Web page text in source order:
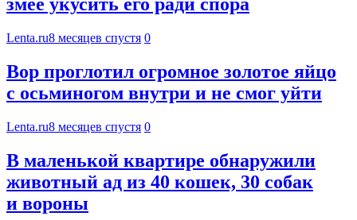
Lenta.ru8 месяцев спустя 0
Вор проглотил огромное золотое яйцо
с осьминогом внутри и не смог уйти
Lenta.ru8 месяцев спустя 0
В маленькой квартире обнаружили
животный ад из 40 кошек, 30 собак
и вороны